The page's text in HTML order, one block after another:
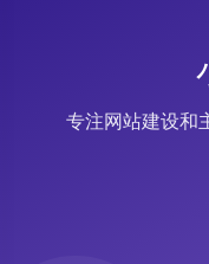
专注网站建设和